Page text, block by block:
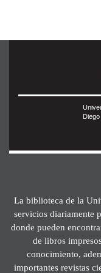
La biblioteca de la
servicios diariamente
donde pueden
de libros
conocimiento,
importantes revistas